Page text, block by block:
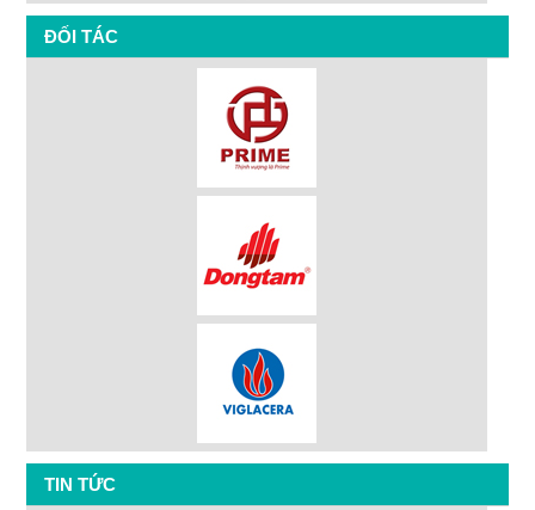
ĐỐI TÁC
TIN TỨC